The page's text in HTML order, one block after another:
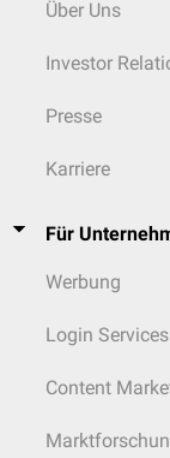
Über Uns
Investor
Presse
Karriere
Für
Werbung
Login Services
Content